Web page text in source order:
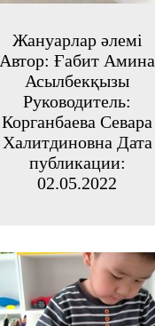
Жануарлар әлемі
Автор: Ғабит Амина
Асылбекқызы
Руководитель:
Корганбаева Севара
Халитдиновна Дата
публикации:
02.05.2022